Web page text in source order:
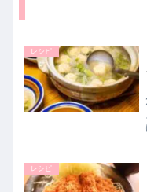
レシピ
レシピ